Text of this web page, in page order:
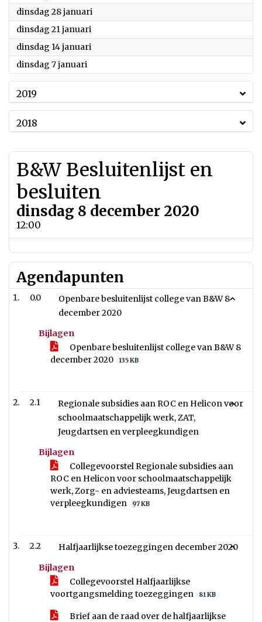
dinsdag 28 januari
dinsdag 21 januari
dinsdag 14 januari
dinsdag 7 januari
2019
2018
B&W Besluitenlijst en
besluiten
dinsdag 8 december 2020
12:00
Agendapunten
0.0
Openbare besluitenlijst college van B&W 8
december 2020
Bijlagen
Openbare besluitenlijst college van B&W 8
december 2020
135 KB
2.1
Regionale subsidies aan ROC en Helicon voor
schoolmaatschappelijk werk, ZAT,
Jeugdartsen en verpleegkundigen
Bijlagen
Collegevoorstel Regionale subsidies aan
ROC en Helicon voor schoolmaatschappelijk
werk, Zorg- en adviesteams, Jeugdartsen en
verpleegkundigen
97 KB
2.2
Halfjaarlijkse toezeggingen december 2020
Bijlagen
Collegevoorstel Halfjaarlijkse
voortgangsmelding toezeggingen
81 KB
Brief aan de raad over de halfjaarlijkse